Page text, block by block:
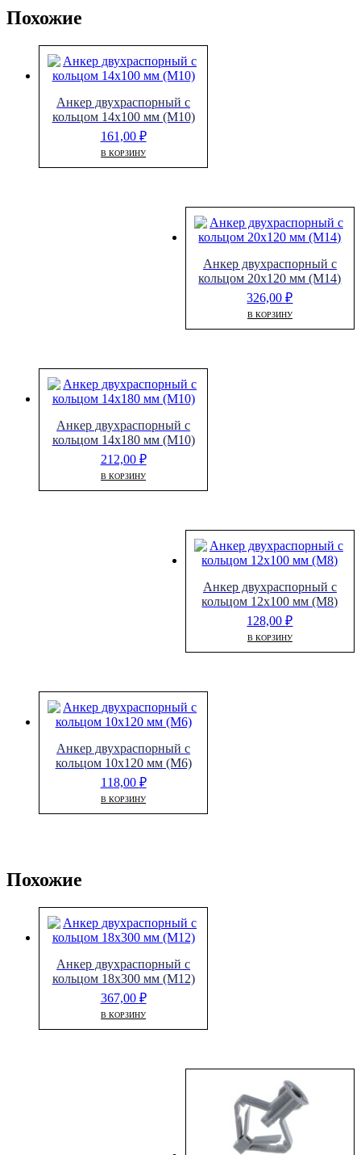
головкой
Похожие
Анкер двухраспорный с
кольцом 14х100 мм (М10)
161,00 ₽
В КОРЗИНУ
Анкер двухраспорный с
кольцом 20х120 мм (М14)
326,00₽
В КОРЗИНУ
Анкер двухраспорный с
кольцом 14х180 мм (М10)
212,00 ₽
В КОРЗИНУ
Анкер двухраспорный с
кольцом 12х100 мм (М8)
128,00₽
В КОРЗИНУ
Анкер двухраспорный с
кольцом 10х120 мм (М6)
118,00 ₽
В КОРЗИНУ
Похожие
Анкер двухраспорный с
кольцом 18х300 мм (М12)
367,00 ₽
В КОРЗИНУ